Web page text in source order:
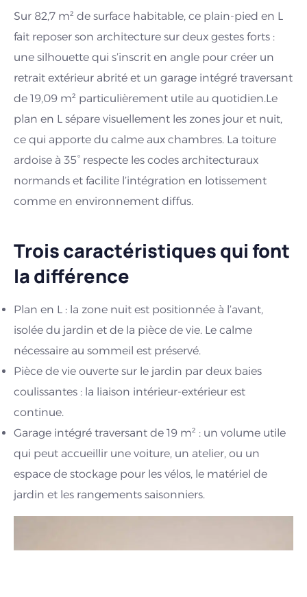
Sur 82,7 m² de surface habitable, ce plain-pied en L
fait reposer son architecture sur deux gestes forts :
une silhouette qui s’inscrit en angle pour créer un
retrait extérieur abrité et un garage intégré traversant
de 19,09 m² particulièrement utile au quotidien.Le
plan en L sépare visuellement les zones jour et nuit,
ce qui apporte du calme aux chambres. La toiture
ardoise à 35° respecte les codes architecturaux
normands et facilite l’intégration en lotissement
comme en environnement diffus.
Trois caractéristiques qui font
la différence
Plan en L : la zone nuit est positionnée à l’avant,
isolée du jardin et de la pièce de vie. Le calme
nécessaire au sommeil est préservé.
Pièce de vie ouverte sur le jardin par deux baies
coulissantes : la liaison intérieur-extérieur est
continue.
Garage intégré traversant de 19 m² : un volume utile
qui peut accueillir une voiture, un atelier, ou un
espace de stockage pour les vélos, le matériel de
jardin et les rangements saisonniers.